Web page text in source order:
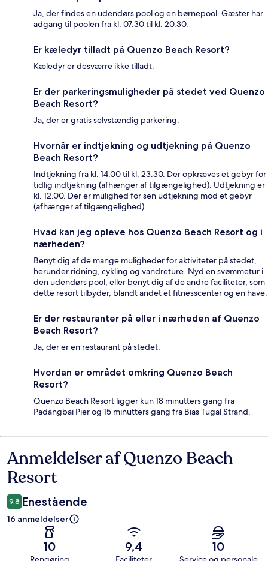
Ja, der findes en udendørs pool og en børnepool. Gæster har
adgang til poolen fra kl. 07.30 til kl. 20.30.
Er kæledyr tilladt på Quenzo Beach Resort?
Kæledyr er desværre ikke tilladt.
Er der parkeringsmuligheder på stedet ved Quenzo
Beach Resort?
Ja, der er gratis selvstændig parkering.
Hvornår er indtjekning og udtjekning på Quenzo
Beach Resort?
Indtjekning fra kl. 14.00 til kl. 23.30. Der opkræves et gebyr for
tidlig indtjekning (afhænger af tilgængelighed). Udtjekning er
kl. 12.00. Der er mulighed for sen udtjekning mod et gebyr
(afhænger af tilgængelighed).
Hvad kan jeg opleve hos Quenzo Beach Resort og i
nærheden?
Benyt dig af de mange muligheder for aktiviteter på stedet,
herunder ridning, cykling og vandreture. Nyd en svømmetur i
den udendørs pool, eller benyt dig af de andre faciliteter, som
dette resort tilbyder, blandt andet et fitnesscenter og en have.
Er der restauranter på eller i nærheden af Quenzo
Beach Resort?
Ja, der er en restaurant på stedet.
Hvordan er området omkring Quenzo Beach
Resort?
Quenzo Beach Resort ligger kun 18 minutters gang fra
Padangbai Pier og 15 minutters gang fra Bias Tugal Strand.
Anmeldelser
Anmeldelser af Quenzo Beach
Resort
9,8 Enestående
16 anmeldelser
10 9,4 10